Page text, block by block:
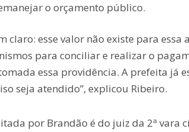
o orçamento público.
claro: esse valor não existe para
para conciliar e realizar o
essa providência. A prefeita já
seja atendido”, explicou Ribeiro.
por Brandão é do juiz da 2ª vara